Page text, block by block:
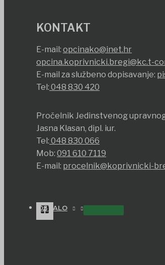
OSTALO
KONTAKT
E-mail: opcinako@inet.hr
opcina.koprivnicki.bregi@kc.t-
E-mail za službeno dopisavanje:
Tel: 048 830 420
Pročelnik Jedinstvenog
Jasna Klasan, dipl. iur.
Tel: 048 830 066
Mob: 091 610 7119
E-mail: procelnik@koprivnicki-